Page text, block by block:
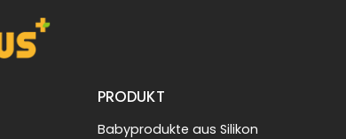
PRODUKT
Babyprodukte aus Silikon